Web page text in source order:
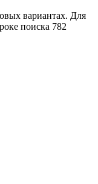
вариантах. Для
поиска 782